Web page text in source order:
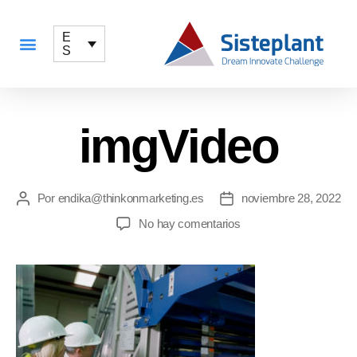
E
S
imgVideo
Por endika@thinkonmarketing.es
noviembre 28, 2022
No hay comentarios